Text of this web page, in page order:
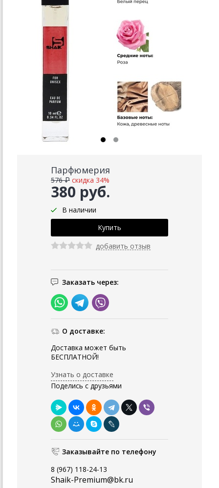
Парфюмерия
380 руб.
576 ₽ скидка 34%
В наличии
добавить отзыв
Заказать через:
О доставке:
Доставка может быть
БЕСПЛАТНОЙ!
Узнать о доставке
Поделись с друзьями
Заказывайте по телефону
8 (967) 118-24-13
Shaik-Premium@bk.ru